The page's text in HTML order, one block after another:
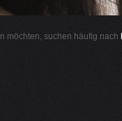
möchten, suchen häufig nach